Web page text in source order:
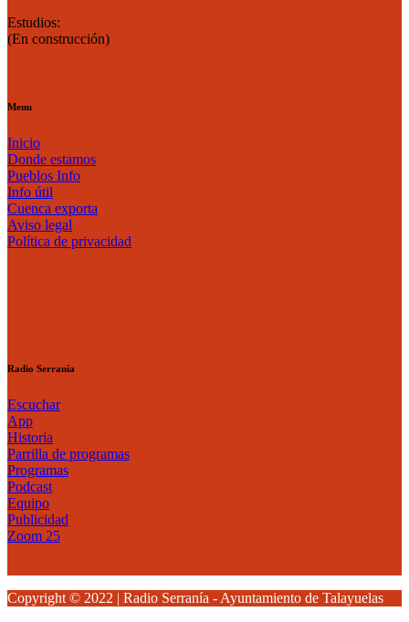
Estudios:
(En construcción)
Menu
Inicio
Donde estamos
Pueblos Info
Info útil
Cuenca exporta
Aviso legal
Política de privacidad
Radio Serranía
Escuchar
App
Historia
Parrilla de programas
Programas
Podcast
Equipo
Publicidad
Zoom 25
Copyright © 2022 | Radio Serranía - Ayuntamiento de Talayuelas